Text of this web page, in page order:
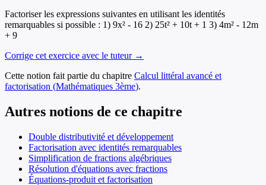
Factoriser les expressions suivantes en utilisant les identités
remarquables si possible : 1) 9x² - 16 2) 25t² + 10t + 1 3) 4m² - 12m
+ 9
Corrige cet exercice avec le tuteur →
Cette notion fait partie du chapitre Calcul littéral avancé et
factorisation (Mathématiques 3ème).
Autres notions de ce chapitre
Double distributivité et développement
Factorisation avec identités remarquables
Simplification de fractions algébriques
Résolution d'équations avec fractions
Équations-produit et factorisation